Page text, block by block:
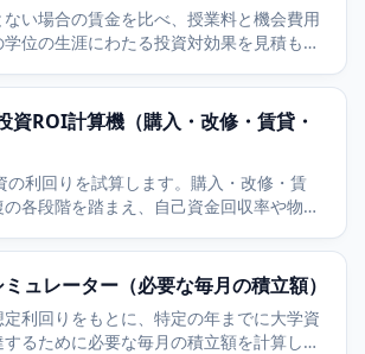
い場合の賃金を比べ、授業料と機会費用
位の生涯にわたる投資対効果を見積もり
資ROI計算機（購入・改修・賃貸・
の利回りを試算します。購入・改修・賃
各段階を踏まえ、自己資金回収率や物件
ュレーター（必要な毎月の積立額）
利回りをもとに、特定の年までに大学資
るために必要な毎月の積立額を計算しま